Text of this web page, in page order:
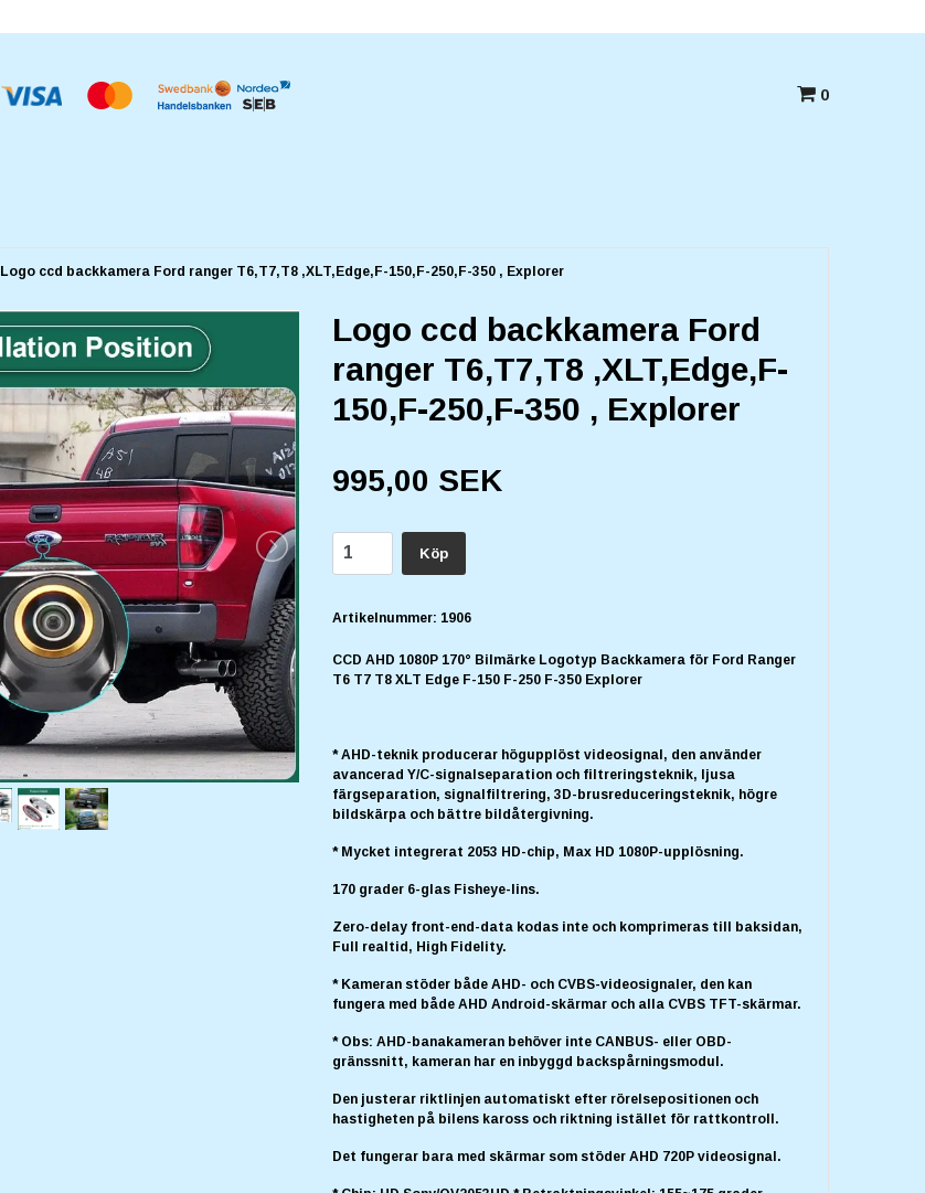
0
Logo ccd backkamera Ford ranger T6,T7,T8 ,XLT,Edge,F-150,F-250,F-350 , Explorer
Logo ccd backkamera Ford
ranger T6,T7,T8 ,XLT,Edge,F-
150,F-250,F-350 , Explorer
995,00 SEK
Köp
Artikelnummer: 1906
CCD AHD 1080P 170° Bilmärke Logotyp Backkamera för Ford Ranger
T6 T7 T8 XLT Edge F-150 F-250 F-350 Explorer
* AHD-teknik producerar högupplöst videosignal, den använder
avancerad Y/C-signalseparation och filtreringsteknik, ljusa
färgseparation, signalfiltrering, 3D-brusreduceringsteknik, högre
bildskärpa och bättre bildåtergivning.
* Mycket integrerat 2053 HD-chip, Max HD 1080P-upplösning.
170 grader 6-glas Fisheye-lins.
Zero-delay front-end-data kodas inte och komprimeras till baksidan,
Full realtid, High Fidelity.
* Kameran stöder både AHD- och CVBS-videosignaler, den kan
fungera med både AHD Android-skärmar och alla CVBS TFT-skärmar.
* Obs: AHD-banakameran behöver inte CANBUS- eller OBD-
gränssnitt, kameran har en inbyggd backspårningsmodul.
Den justerar riktlinjen automatiskt efter rörelsepositionen och
hastigheten på bilens kaross och riktning istället för rattkontroll.
Det fungerar bara med skärmar som stöder AHD 720P videosignal.